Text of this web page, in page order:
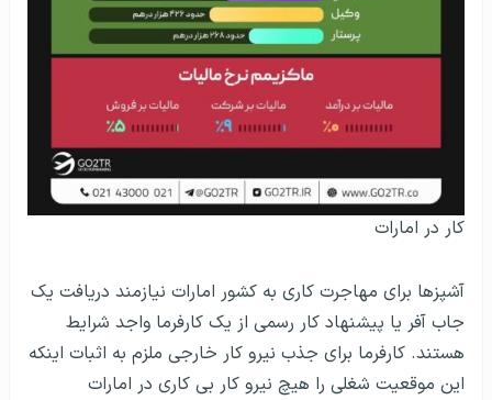
کار در امارات
آشپزها برای مهاجرت کاری به کشور امارات نیازمند دریافت یک
جاب آفر یا پیشنهاد کار رسمی از یک کارفرما واجد شرایط
هستند. کارفرما برای جذب نیرو کار خارجی ملزم به اثبات اینکه
این موقعیت شغلی را هیچ نیرو کار بی کاری در امارات